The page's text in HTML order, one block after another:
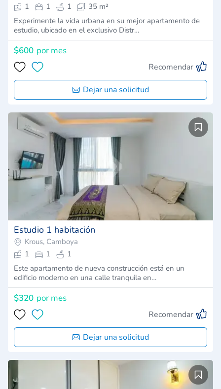
1
1 1
35 m²
Experimente la vida urbana en su mejor apartamento de
estudio, ubicado en el exclusivo Distr…
$600 por mes
Recomendar
Dejar una solicitud
Estudio 1 habitación
Krous, Camboya
1
1
1
Este apartamento de nueva construcción está en un
edificio moderno en una calle tranquila en…
$320 por mes
Recomendar
Dejar una solicitud